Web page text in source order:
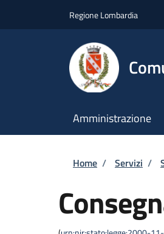
Regione Lombardia
Amministrazione
Briciole
Home / Servizi /